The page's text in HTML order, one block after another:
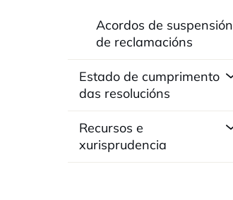
Acordos de suspensión
de reclamacións
Estado de cumprimento
das resolucións
Recursos e
xurisprudencia